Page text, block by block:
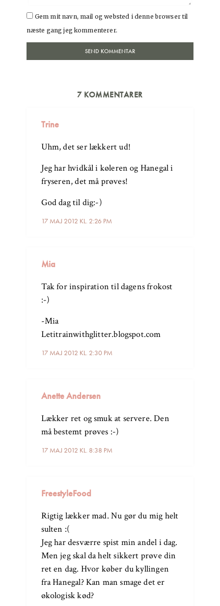
Gem mit navn, mail og websted i denne browser til
næste gang jeg kommenterer.
7 KOMMENTARER
Trine
17 MAJ 2012 KL. 2:26 PM
Uhm, det ser lækkert ud!
Jeg har hvidkål i køleren og Hanegal i
fryseren, det må prøves!
God dag til dig:-)
Mia
17 MAJ 2012 KL. 2:30 PM
Tak for inspiration til dagens frokost
:-)
-Mia
Letitrainwithglitter.blogspot.com
Anette Andersen
17 MAJ 2012 KL. 8:38 PM
Lækker ret og smuk at servere. Den
må bestemt prøves :-)
FreestyleFood
Rigtig lækker mad. Nu gør du mig helt
sulten :(
Jeg har desværre spist min andel i dag.
Men jeg skal da helt sikkert prøve din
ret en dag. Hvor køber du kyllingen
fra Hanegal? Kan man smage det er
økologisk kød?